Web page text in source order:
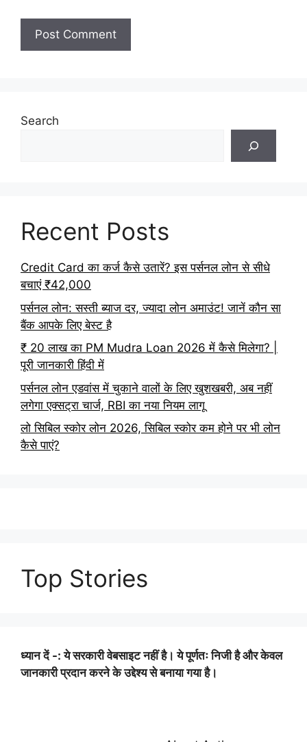
Search
Recent Posts
Credit Card का कर्ज कैसे उतारें? इस पर्सनल लोन से सीधे
बचाएं ₹42,000
पर्सनल लोन: सस्ती ब्याज दर, ज्यादा लोन अमाउंट! जानें कौन सा
बैंक आपके लिए बेस्ट है
₹ 20 लाख का PM Mudra Loan 2026 में कैसे मिलेगा? |
पूरी जानकारी हिंदी में
पर्सनल लोन एडवांस में चुकाने वालों के लिए खुशखबरी, अब नहीं
लगेगा एक्सट्रा चार्ज, RBI का नया नियम लागू
लो सिबिल स्कोर लोन 2026, सिबिल स्कोर कम होने पर भी लोन
कैसे पाएं?
Top Stories
ध्यान दें -: ये सरकारी वेबसाइट नहीं है। ये पूर्णतः निजी है और केवल
जानकारी प्रदान करने के उद्देश्य से बनाया गया है।